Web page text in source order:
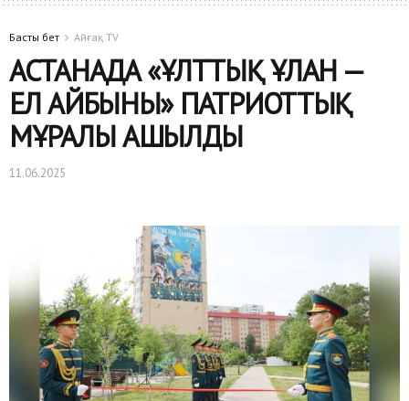
Басты бет Айғақ TV
АСТАНАДА «ҰЛТТЫҚ ҰЛАН —
ЕЛ АЙБЫНЫ» ПАТРИОТТЫҚ
МҰРАЛЫ АШЫЛДЫ
11.06.2025